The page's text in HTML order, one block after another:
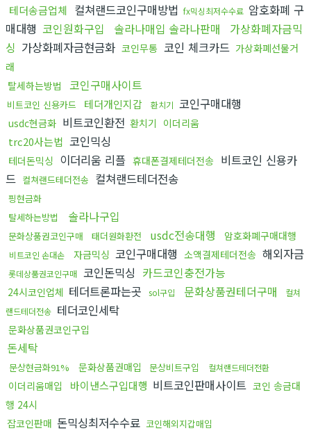
테더송금업체 컬쳐랜드코인구매방법 fx믹싱최저수수료 암호화폐 구
매대행 코인원화구입 솔라나매입 솔라나판매
가상화폐자금믹
싱 가상화폐자금현금화 코인무통 코인 체크카드 가상화폐선물거
래
탈세하는방법
코인구매사이트
비트코인 신용카드 테더개인지갑 환치기 코인구매대행
usdc현금화 비트코인환전 환치기 이더리움
trc20사는법 코인믹싱
테더돈믹싱 이더리움 리플 휴대폰결제테더전송 비트코인 신용카
드 컬쳐랜드테더전송 컬쳐랜드테더전송
핑현금화
탈세하는방법
솔라나구입
문화상품권코인구매 태더원화환전 usdc전송대행 암호화폐구매대행
비트코인 손대손 자금믹싱 코인구매대행 소액결제테더전송 해외자금
롯데상품권코인구매 코인돈믹싱 카드코인충전가능
24시코인업체 테더트론파는곳 sol구입 문화상품권테더구매
컬쳐
랜드테더전송 테더코인세탁
문화상품권코인구입
돈세탁
문상현금화91% 문화상품권매입 문상비트구입 컬쳐랜드테더전환
이더리움매입 바이낸스구입대행 비트코인판매사이트 코인 송금대
행 24시
잡코인판매 돈믹싱최저수수료 코인해외지갑매입